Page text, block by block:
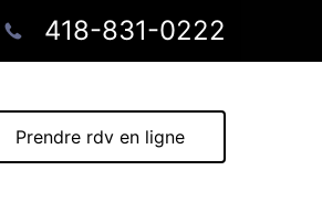
Prendre rdv en ligne
418-831-0222